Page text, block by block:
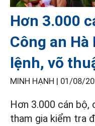
Hơn 3.000
Công an
lệnh, võ
MINH HẠNH | 01/08/
Hơn 3.000 cán bộ,
tham gia kiểm tra